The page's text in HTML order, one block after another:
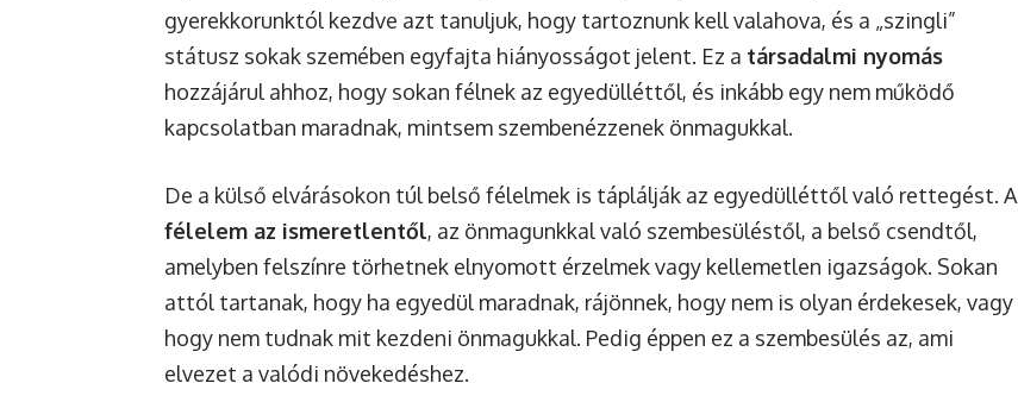
gyerekkorunktól kezdve azt tanuljuk, hogy tartoznunk kell valahova, és a „szingli”
státusz sokak szemében egyfajta hiányosságot jelent. Ez a társadalmi nyomás
hozzájárul ahhoz, hogy sokan félnek az egyedülléttől, és inkább egy nem működő
kapcsolatban maradnak, mintsem szembenézzenek önmagukkal.
De a külső elvárásokon túl belső félelmek is táplálják az egyedülléttől való rettegést. A
félelem az ismeretlentől, az önmagunkkal való szembesüléstől, a belső csendtől,
amelyben felszínre törhetnek elnyomott érzelmek vagy kellemetlen igazságok. Sokan
attól tartanak, hogy ha egyedül maradnak, rájönnek, hogy nem is olyan érdekesek, vagy
hogy nem tudnak mit kezdeni önmagukkal. Pedig éppen ez a szembesülés az, ami
elvezet a valódi növekedéshez.